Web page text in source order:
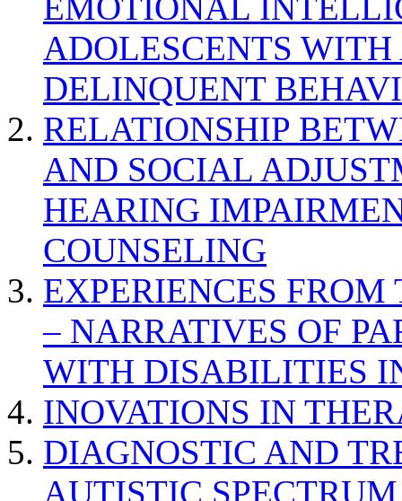
ADOLESCENTS
DELINQUENT
RELATIONSHIP
AND SOCIAL
HEARING
COUNSELING
EXPERIENCES
– NARRATIVES OF
WITH DISABILITIES
INOVATIONS IN
DIAGNOSTIC AND
AUTISTIC